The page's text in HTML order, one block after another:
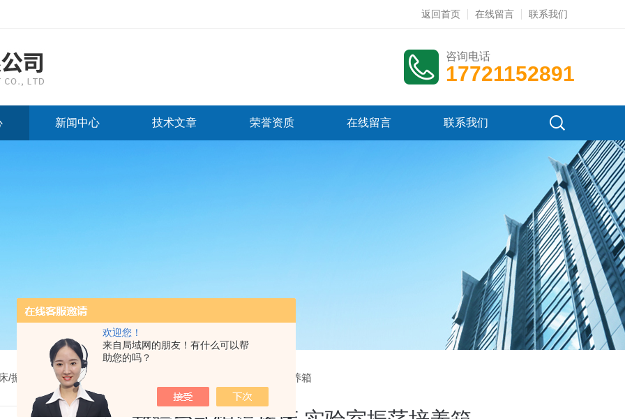
欢迎您！
来自局域网的朋友！有什么可以帮
助您的吗？
返回首页 在线留言 联系我们
咨询电话
17721152891
新闻中心 技术文章 荣誉资质 在线留言 联系我们
/振荡器/摇瓶机 > JYC-100B新疆台式恒温摇床 实验室振荡培养箱